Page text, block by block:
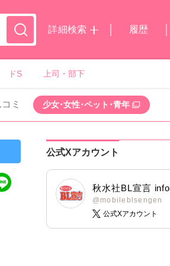
詳細検索
履歴
ドS 上司・部下
ミ 少女･女性･ペット･青年
公式Xアカウント
秋水社BL宣言 info
@mobileblsengen
公式Xアカウント